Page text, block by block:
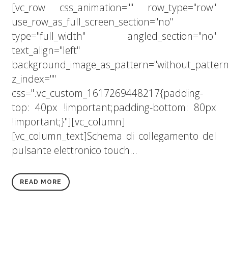
[vc_row css_animation="" row_type="row"
use_row_as_full_screen_section="no"
type="full_width" angled_section="no"
text_align="left"
z_index=""
css=".vc_custom_1617269448217{padding-
top: 40px !important;padding-bottom: 80px
!important;}"][vc_column]
[vc_column_text]Schema di collegamento del
pulsante elettronico touch...
READ MORE